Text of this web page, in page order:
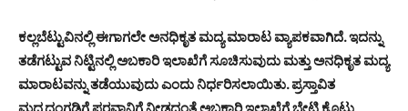
ಕಲ್ಲಬೆಟ್ಟುವಿನಲ್ಲಿ ಈಗಾಗಲೇ ಅನಧಿಕೃತ ಮದ್ಯ ಮಾರಾಟ ವ್ಯಾಪಕವಾಗಿದೆ. ಇದನ್ನು
ತಡೆಗಟ್ಟುವ ನಿಟ್ಟಿನಲ್ಲಿ ಅಬಕಾರಿ ಇಲಾಖೆಗೆ ಸೂಚಿಸುವುದು ಮತ್ತು ಅನಧಿಕೃತ ಮದ್ಯ
ಮಾರಾಟವನ್ನು ತಡೆಯುವುದು ಎಂದು ನಿರ್ಧರಿಸಲಾಯಿತು. ಪ್ರಸ್ತಾವಿತ